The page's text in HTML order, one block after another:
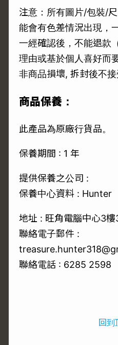
注意：所有圖片/包裝/
能會有色差情況出現，
一經確認後，不能退款
理由或基於個人喜好而
非商品損壞, 拆封後不接
商品保養：
此產品為原廠行貨品。
保養期間 : 1 年
提供保養之公司 :
保養中心資料 : Hunter
地址 : 旺角電腦中心3樓
聯絡電子郵件 :
聯絡電話 : 6285 2598
回到